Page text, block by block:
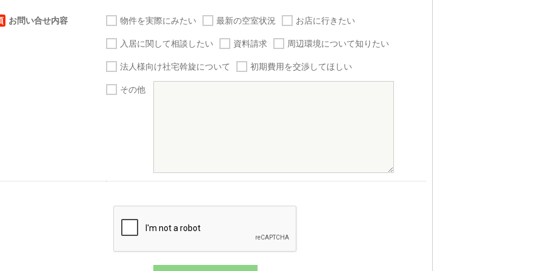
お問い合せ内容 物件を実際にみたい 最新の空室状況 お店に行きたい
入居に関して相談したい 資料請求 周辺環境について知りたい
法人様向け社宅斡旋について 初期費用を交渉してほしい
その他